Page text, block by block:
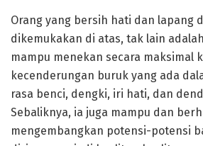
Orang yang bersih hati dan lapang
dikemukakan di atas, tak lain
mampu menekan secara maksimal
kecenderungan buruk yang ada
rasa benci, dengki, iri hati, dan
Sebaliknya, ia juga mampu dan
mengembangkan potensi-potensi